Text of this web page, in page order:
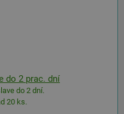
do 2 prac. dní
do 2 dní.
20 ks.